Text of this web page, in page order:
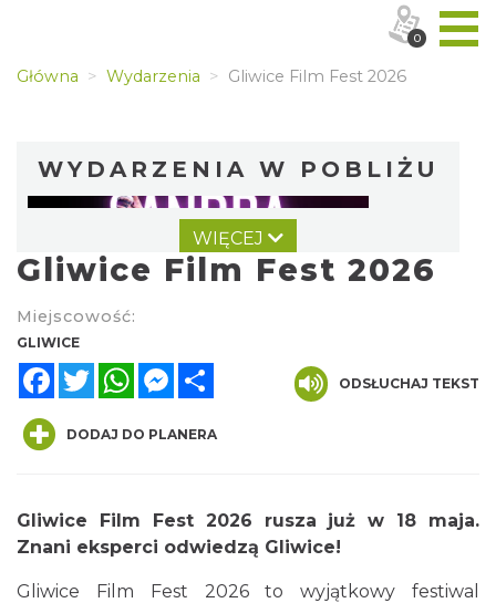
Główna Wydarzenia Gliwice Film Fest 2026
WYDARZENIA W POBLIŻU
Koncert Sandry w Gliwicach
Gliwice
1.32 km
WIĘCEJ
Gliwice Film Fest 2026
Miejscowość:
GLIWICE
FacebookTwitterWhatsAppMessenger
ODSŁUCHAJ TEKST
DODAJ DO PLANERA
Gliwice Film Fest 2026 rusza już w 18 maja.
Znani eksperci odwiedzą Gliwice!
Gliwice Film Fest 2026 to wyjątkowy festiwal
0